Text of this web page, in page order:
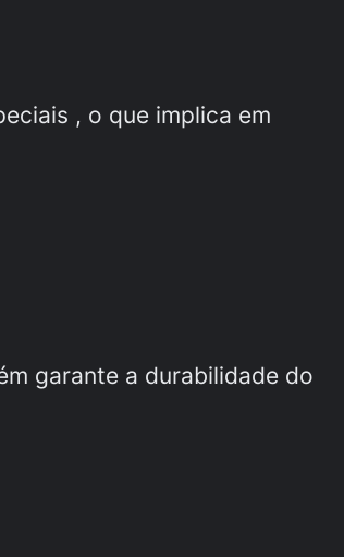
, o que implica em
garante a durabilidade do